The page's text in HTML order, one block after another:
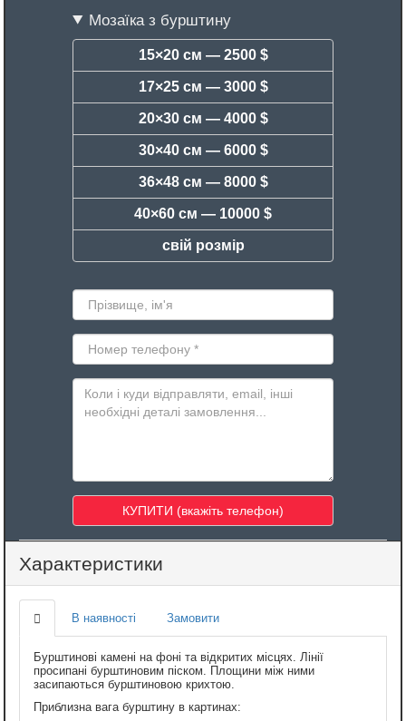
Мозаїка з бурштину
15×20 см — 2500 $
17×25 см — 3000 $
20×30 см — 4000 $
30×40 см — 6000 $
36×48 см — 8000 $
40×60 см — 10000 $
свій розмір
Характеристики
В наявності Замовити
Бурштинові камені на фоні та відкритих місцях. Лінії
просипані бурштиновим піском. Площини між ними
засипаються бурштиновою крихтою.
Приблизна вага бурштину в картинах: